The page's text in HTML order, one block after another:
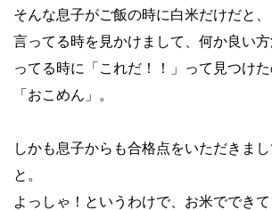
そんな息子がご飯の時に白米だけだと
言ってる時を見かけまして、何か良い
ってる時に「これだ！！」って見つけ
「おこめん」。
しかも息子からも合格点をいただきまし
と。
よっしゃ！というわけで、お米でできて